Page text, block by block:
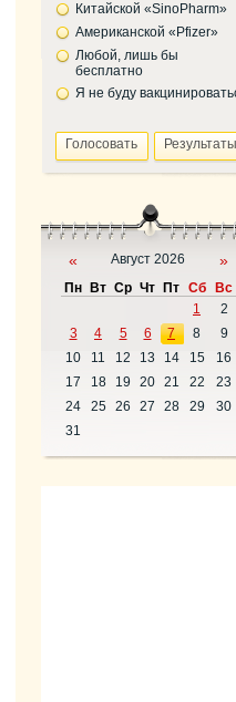
Китайской «SinoPharm»
Американской «Pfizer»
Любой, лишь бы
бесплатно
Я не буду
« Август 2026 »
Пн Вт Ср Чт Пт Сб
Вс
1
2
3
4 5 6 7 8
9
10
11 12 13 14 15
16
17
18 19 20 21 22
23
24
25 26 27 28 29
30
31